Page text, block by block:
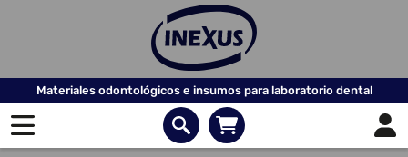
Materiales odontológicos e insumos para laboratorio dental